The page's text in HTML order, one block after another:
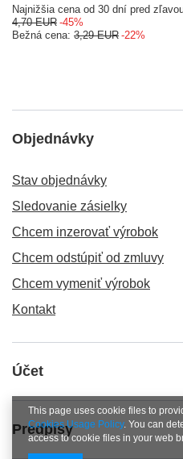
Najnižšia cena od 30 dní pred
4,70 EUR -45%
Bežná cena: 3,29 EUR -22%
Objednávky
Stav objednávky
Sledovanie zásielky
Chcem inzerovať výrobok
Chcem odstúpiť od zmluvy
Chcem vymeniť výrobok
Kontakt
Účet
Predpisy
This page uses cookie files to
Cookies Usage Policy. You can
access to cookie files in your web